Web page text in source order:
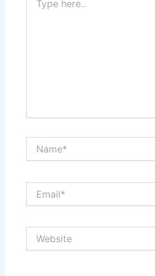
here..